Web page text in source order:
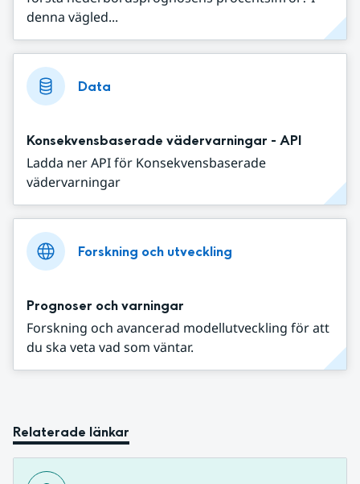
denna vägled...
Data
Konsekvensbaserade vädervarningar - API
Ladda ner API för Konsekvensbaserade
vädervarningar
Forskning och utveckling
Prognoser och varningar
Forskning och avancerad modellutveckling för att
du ska veta vad som väntar.
Relaterade länkar